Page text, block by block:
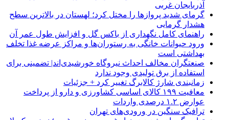
آذربایجان ‌غربی
گرمای شدید پروازها را مختل کرد؛ لهستان در بالاترین سطح
هشدار گرمایی
راهنمای کامل نگهداری از باکس گل و افزایش طول عمر آن
ورود حیوانات خانگی به رستوران‌ها و مراکز عرضه غذا تخلف
بهداشتی است
صنعتگران مخالف احداث نیروگاه خورشیدی‌اند| تضمینی برای
استفاده از برق تولیدی وجود ندارد
زمانبندی شارژ کالابرگ تغییر کرد + جزئیات
معافیت ۱۹۹ کالای اساسی کشاورزی و دارو از پرداخت
عوارض ۱.۲ درصدی واردات
ترافیک سنگین در ورودی‌های تهران